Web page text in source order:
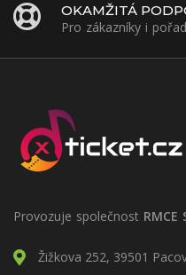
OKAMŽITÁ
Pro zákazníky i
Provozuje společnost RMCE
Žižkova 252, 39501